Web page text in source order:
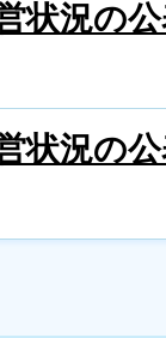
状況の
状況の